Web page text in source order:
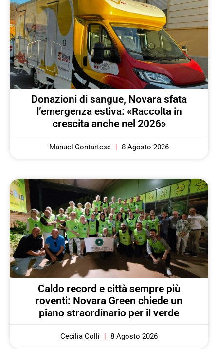
Donazioni di sangue, Novara sfata
l’emergenza estiva: «Raccolta in
crescita anche nel 2026»
Manuel Contartese 8 Agosto 2026
Caldo record e città sempre più
roventi: Novara Green chiede un
piano straordinario per il verde
Cecilia Colli 8 Agosto 2026